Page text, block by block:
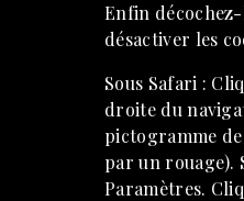
Enfin
désactiver les
Sous Safari :
droite du
pictogramme
par un rouage).
Paramètres.